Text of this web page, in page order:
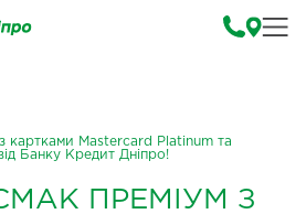
картками Mastercard Platinum та
Банку Кредит Дніпро!
ПРЕМІУМ З